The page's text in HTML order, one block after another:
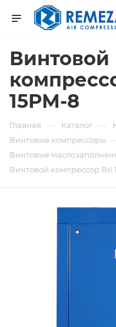
Винтовой
15РМ-8
Главная — Каталог —
Винтовые компрессоры
Винтовые
Винтовой компрессор ВК